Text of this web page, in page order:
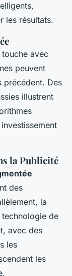
les résultats.
avec
peuvent
précédent. Des
illustrent
la Publicité
des
la
technologie de
avec des
les
les